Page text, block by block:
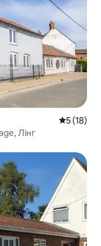
Середня
5 (18)
Лінг